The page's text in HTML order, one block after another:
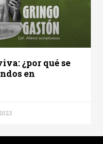
¿por qué se
en